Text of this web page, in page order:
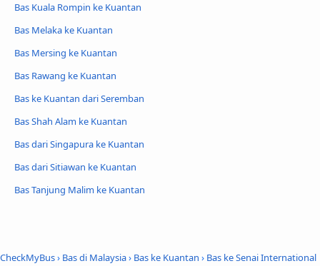
Bas Kuala Rompin ke Kuantan
Bas Melaka ke Kuantan
Bas Mersing ke Kuantan
Bas Rawang ke Kuantan
Bas ke Kuantan dari Seremban
Bas Shah Alam ke Kuantan
Bas dari Singapura ke Kuantan
Bas dari Sitiawan ke Kuantan
Bas Tanjung Malim ke Kuantan
CheckMyBus› Bas di Malaysia› Bas ke Kuantan › Bas ke Senai International